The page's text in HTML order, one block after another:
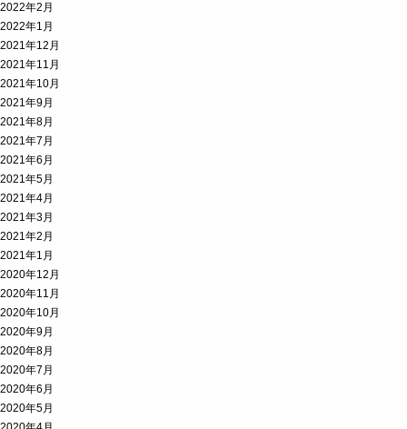
2022年2月
2022年1月
2021年12月
2021年11月
2021年10月
2021年9月
2021年8月
2021年7月
2021年6月
2021年5月
2021年4月
2021年3月
2021年2月
2021年1月
2020年12月
2020年11月
2020年10月
2020年9月
2020年8月
2020年7月
2020年6月
2020年5月